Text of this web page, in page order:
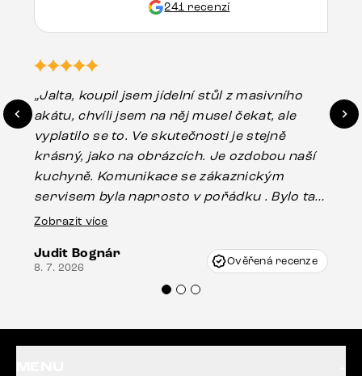
241 recenzí
„Jalta, koupil jsem jídelní stůl z masivního
akátu, chvíli jsem na něj musel čekat, ale
vyplatilo se to. Ve skutečnosti je stejně
krásný, jako na obrázcích. Je ozdobou naší
kuchyně. Komunikace se zákaznickým
servisem byla naprosto v pořádku . Bylo tam
drobné poškození u nohy stolu, které mohlo
Vincze mi velmi korektně vyšli vstříc.
Doporučuji produkty Delife všem.“
Zobrazit více
Judit Bognár
8. 7. 2026 Ověřená recenze